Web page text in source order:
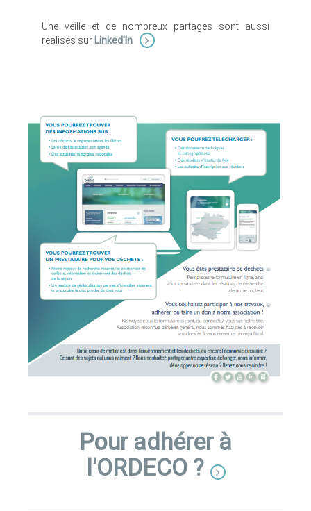
Une veille et de nombreux partages sont aussi
réalisés sur Linked'In
Pour adhérer à
l'ORDECO ?